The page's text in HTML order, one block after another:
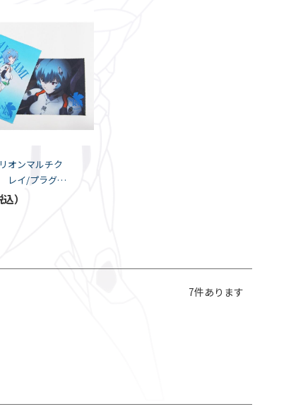
オンマルチク
レイ/プラグス
）
7件あります